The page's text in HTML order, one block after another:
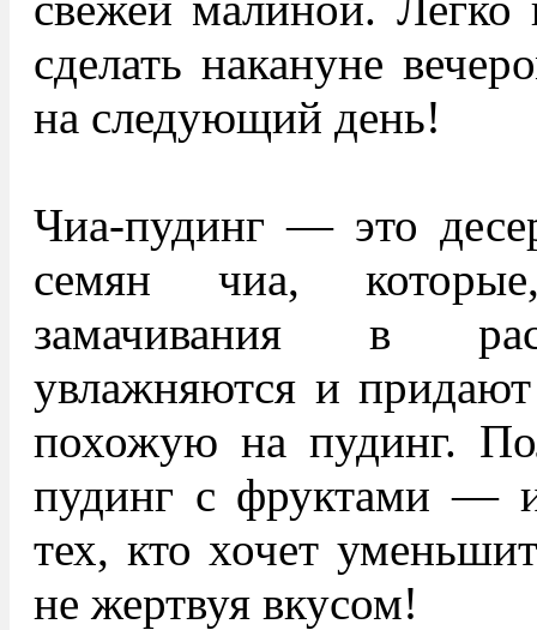
сделать накануне
на следующий день!
Чиа-пудинг — это
семян чиа,
замачивания в
увлажняются и
похожую на пудинг.
пудинг с фруктами —
тех, кто хочет
не жертвуя вкусом!